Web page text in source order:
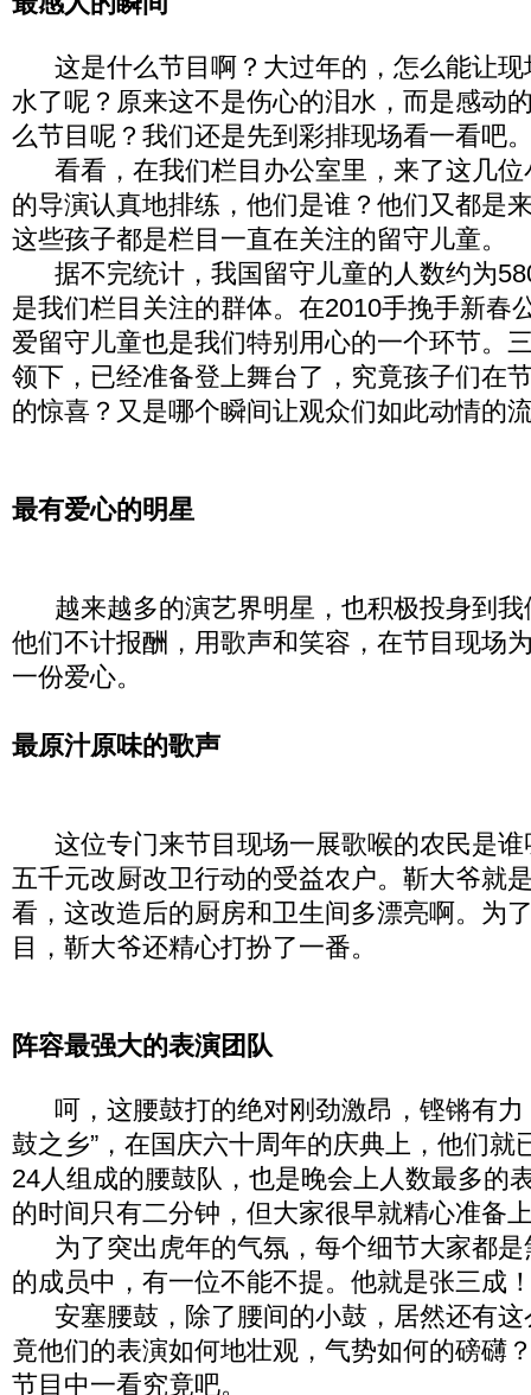
这是什么节目啊？大过年的，怎么能让现
水了呢？原来这不是伤心的泪水，而是感动
么节目呢？我们还是先到彩排现场看一看吧
看看，在我们栏目办公室里，来了这几位
的导演认真地排练，他们是谁？他们又都是
这些孩子都是栏目一直在关注的留守儿童。
据不完统计，我国留守儿童的人数约为
是我们栏目关注的群体。在2010手挽手新春
爱留守儿童也是我们特别用心的一个环节。
领下，已经准备登上舞台了，究竟孩子们在
的惊喜？又是哪个瞬间让观众们如此动情的
最有爱心的明星
越来越多的演艺界明星，也积极投身到我
他们不计报酬，用歌声和笑容，在节目现场
一份爱心。
最原汁原味的歌声
这位专门来节目现场一展歌喉的农民是谁
五千元改厨改卫行动的受益农户。靳大爷就
看，这改造后的厨房和卫生间多漂亮啊。为
目，靳大爷还精心打扮了一番。
阵容最强大的表演团队
呵，这腰鼓打的绝对刚劲激昂，铿锵有力
鼓之乡”，在国庆六十周年的庆典上，他们就
24人组成的腰鼓队，也是晚会上人数最多的
的时间只有二分钟，但大家很早就精心准备
为了突出虎年的气氛，每个细节大家都是
的成员中，有一位不能不提。他就是张三成
安塞腰鼓，除了腰间的小鼓，居然还有这
竟他们的表演如何地壮观，气势如何的磅礴
节目中一看究竟吧。